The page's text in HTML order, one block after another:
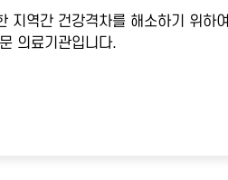
지역간 건강격차를 해소하기 위하여
의료기관입니다.